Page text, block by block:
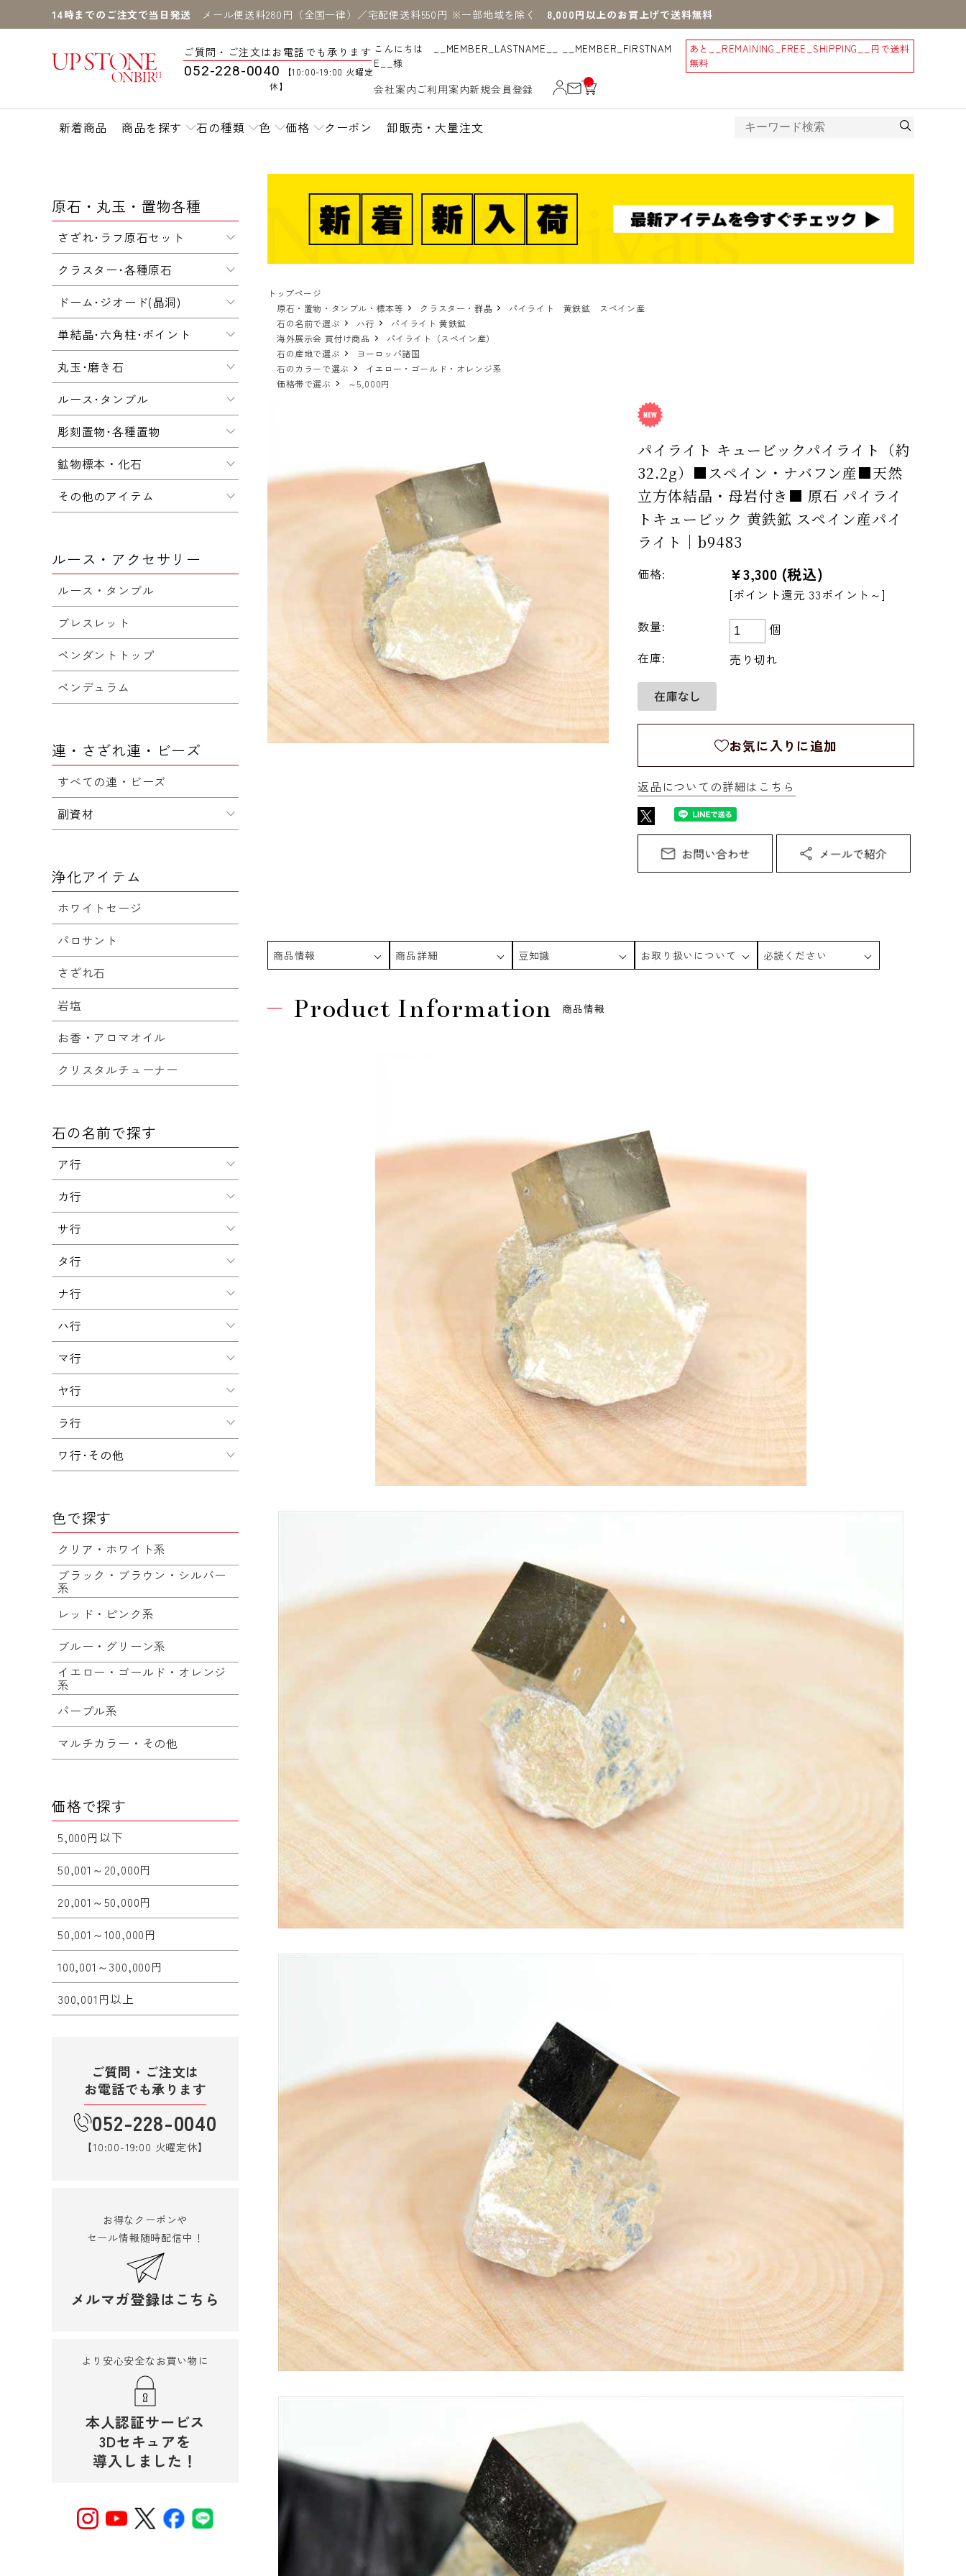
14時までのご注文で当日発送 メール便送料280円（全国一律）／宅配便送料550円 ※一部地域を除く 8,000円以上のお買上げで送料無料
ご質問・ご注文はお電話でも承ります
052-228-0040
【10:00-19:00 火曜定
休】
こんにちは __MEMBER_LASTNAME__ __MEMBER_FIRSTNAM
E__様
あと __REMAINING_FREE_SHIPPING__
円で送料
無料
会社案内 ご利用案内新規会員登録
__
IT
_C
新着商品 商品を探す 石の種類 色 価格 クーポン 卸販売・大量注文
トップページ
原石・置物・タンブル・標本等
クラスター・群晶
パイライト 黄鉄鉱 スペイン産
石の名前で選ぶ
ハ行
パイライト 黄鉄鉱
海外展示会 買付け商品
パイライト（スペイン産）
石の産地で選ぶ
ヨーロッパ諸国
石のカラーで選ぶ
イエロー・ゴールド・オレンジ系
価格帯で選ぶ
～5,000円
パイライト キュービックパイライト（約
32.2g）■スペイン・ナバフン産■天然
立方体結晶・母岩付き■ 原石 パイライ
トキュービック 黄鉄鉱 スペイン産パイ
ライト｜b9483
価格: ¥3,300 (税込)
[ポイント還元 33ポイント～]
数量:
個
在庫:
売り切れ
お気に入りに追加
返品についての詳細はこちら
商品情報 商品詳細 豆知識 お取り扱いについて 必読ください
Product Information 商品情報
原石・丸玉・置物各種
さざれ･ラフ原石セット
クラスター･各種原石
ドーム･ジオード(晶洞)
単結晶･六角柱･ポイント
丸玉･磨き石
ルース･タンブル
彫刻置物･各種置物
鉱物標本・化石
その他のアイテム
ルース・アクセサリー
ルース・タンブル
ブレスレット
ペンダントトップ
ペンデュラム
連・さざれ連・ビーズ
すべての連・ビーズ
副資材
浄化アイテム
ホワイトセージ
パロサント
さざれ石
岩塩
お香・アロマオイル
クリスタルチューナー
石の名前で探す
ア行
カ行
サ行
タ行
ナ行
ハ行
マ行
ヤ行
ラ行
ワ行･その他
色で探す
クリア・ホワイト系
ブラック・ブラウン・シルバー
系
レッド・ピンク系
ブルー・グリーン系
イエロー・ゴールド・オレンジ
系
パープル系
マルチカラー・その他
価格で探す
5,000円以下
50,001～20,000円
20,001～50,000円
50,001～100,000円
100,001～300,000円
300,001円以上
ご質問・ご注文は
お電話でも承ります
052-228-0040
【10:00-19:00 火曜定休】
お得なクーポンや
セール情報随時配信中！
メルマガ登録はこちら
より安心安全なお買い物に
本人認証サービス
3Dセキュアを
導入しました！